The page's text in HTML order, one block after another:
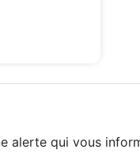
alerte qui vous